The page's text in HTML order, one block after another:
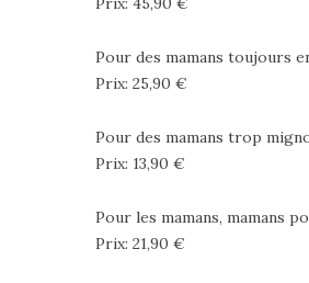
Pour des mamans toujours
Prix: 25,90 €
Pour des mamans trop
Prix: 13,90 €
Pour les mamans, mamans
Prix: 21,90 €